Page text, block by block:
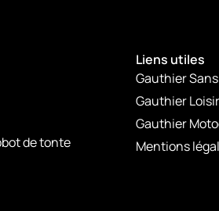
de tonte
Liens utiles
Gauthier
Gauthier
Gauthier
Mentions